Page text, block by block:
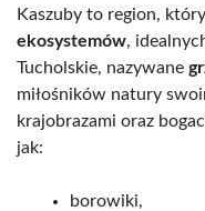
Kaszuby to region,
ekosystemów,
Tucholskie, nazywane
miłośników natury
krajobrazami oraz
jak:
borowiki,